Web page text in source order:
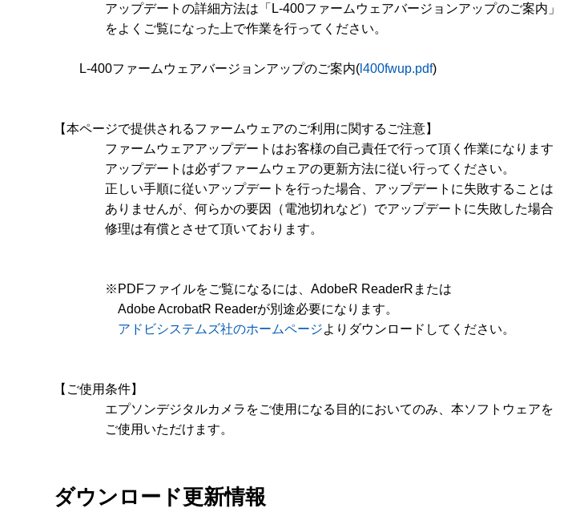
アップデートの詳細方法は「L-400ファームウェアバージョンアップのご案内」
をよくご覧になった上で作業を行ってください。
	L-400ファームウェアバージョンアップのご案内(
l400fwup.pdf)
【本ページで提供されるファームウェアのご利用に関するご注意】
ファームウェアアップデートはお客様の自己責任で行って頂く作業になります
アップデートは必ずファームウェアの更新方法に従い行ってください。
正しい手順に従いアップデートを行った場合、アップデートに失敗することは
ありませんが、何らかの要因（電池切れなど）でアップデートに失敗した場合
修理は有償とさせて頂いております。
※PDFファイルをご覧になるには、AdobeR ReaderRまたは
Adobe AcrobatR Readerが別途必要になります。
アドビシステムズ社のホームページよりダウンロードしてください。
【ご使用条件】
エプソンデジタルカメラをご使用になる目的においてのみ、本ソフトウェアを
ご使用いただけます。
ダウンロード更新情報